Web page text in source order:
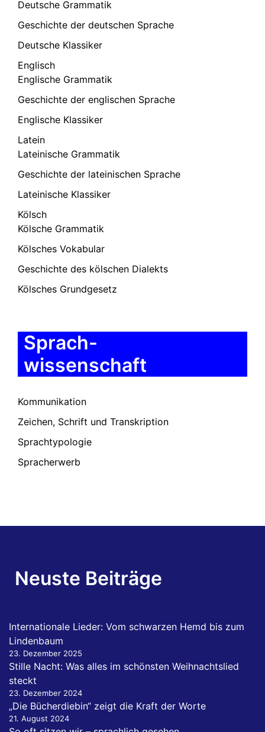
Deutsche Grammatik
Geschichte der deutschen Sprache
Deutsche Klassiker
Englisch
Englische Grammatik
Geschichte der englischen Sprache
Englische Klassiker
Latein
Lateinische Grammatik
Geschichte der lateinischen Sprache
Lateinische Klassiker
Kölsch
Kölsche Grammatik
Kölsches Vokabular
Geschichte des kölschen Dialekts
Kölsches Grundgesetz
Sprach-
wissenschaft
Kommunikation
Zeichen, Schrift und Transkription
Sprachtypologie
Spracherwerb
Neuste Beiträge
Internationale Lieder: Vom schwarzen Hemd bis zum
Lindenbaum
23. Dezember 2025
Stille Nacht: Was alles im schönsten Weihnachtslied
steckt
23. Dezember 2024
„Die Bücherdiebin“ zeigt die Kraft der Worte
21. August 2024